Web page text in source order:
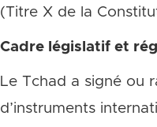
(Titre X de la
Cadre législatif et
Le Tchad a signé ou
d’instruments